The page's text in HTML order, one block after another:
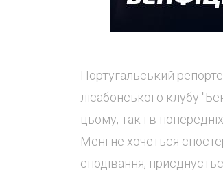
Португальський
лісабонського клубу
цьому, так і в
Мені не хочеться
сподівання,